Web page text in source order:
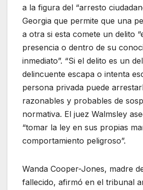
a la figura del “arresto
Georgia que permite que una
a otra si esta comete un delito
presencia o dentro de su
inmediato”. “Si el delito es un
delincuente escapa o intenta
persona privada puede
razonables y probables de
normativa. El juez Walmsley
“tomar la ley en sus propias
comportamiento peligroso”.
Wanda Cooper-Jones, madre
fallecido, afirmó en el tribunal